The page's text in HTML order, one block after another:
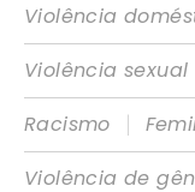
Violência
Violência sexual
Racismo
|
Violência de